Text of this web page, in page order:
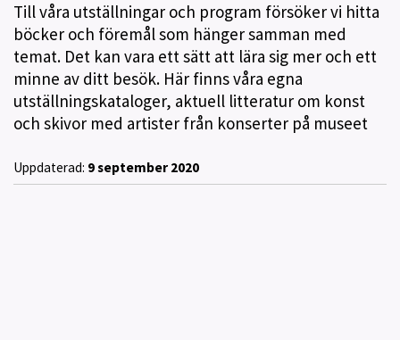
Till våra utställningar och program försöker vi hitta
böcker och föremål som hänger samman med
temat. Det kan vara ett sätt att lära sig mer och ett
minne av ditt besök. Här finns våra egna
utställningskataloger, aktuell litteratur om konst
och skivor med artister från konserter på museet
Uppdaterad: 9 september 2020